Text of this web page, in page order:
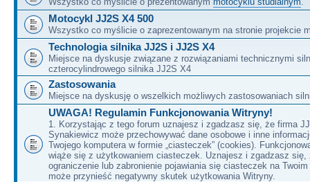
Motocykl JJ2S X4 500
Wszystko co myślicie o zaprezentowanym na stronie projekcie
Technologia silnika JJ2S i JJ2S X4
Miejsce na dyskusje związane z rozwiązaniami technicznymi
czterocylindrowego silnika JJ2S X4
Zastosowania
Miejsce na dyskusję o wszelkich możliwych zastosowaniach
UWAGA! Regulamin Funkcjonowania Witryny!
1. Korzystając z tego forum uznajesz i zgadzasz się, że firma
Synakiewicz może przechowywać dane osobowe i inne
Twojego komputera w formie „ciasteczek” (cookies).
wiąże się z użytkowaniem ciasteczek. Uznajesz i zgadzasz się,
ograniczenie lub zabronienie pojawiania się ciasteczek na
może przynieść negatywny skutek użytkowania Witryny.